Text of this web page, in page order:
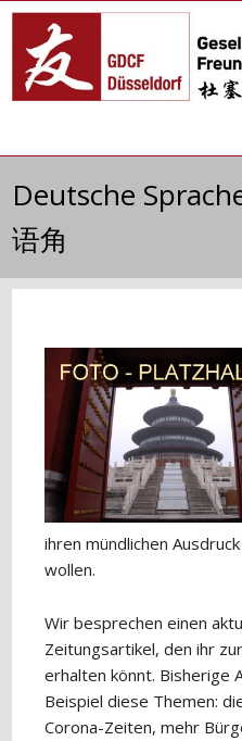
Zum
springen
Deutsche
语角
ihren mündlichen
wollen.
Wir besprechen einen
Zeitungsartikel, den ihr
erhalten könnt. Bisherige
Beispiel diese Themen:
Corona-Zeiten, mehr